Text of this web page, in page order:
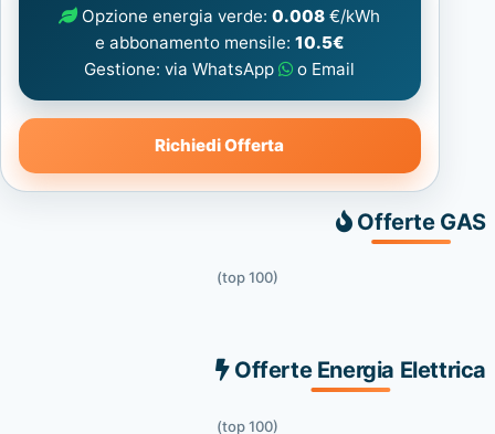
Opzione energia verde:0.008 €/kWh
e abbonamento mensile: 10.5€
Gestione: via WhatsApp
o Email
Richiedi Offerta
Offerte GAS
(top 100)
Offerte Energia Elettrica
(top 100)